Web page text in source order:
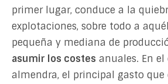
primer lugar, conduce a la
explotaciones, sobre todo a
pequeña y mediana de
asumir los costes anuales. En el
almendra, el principal gasto que